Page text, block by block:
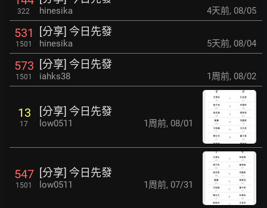
322 hinesika 4天前, 08/05
531
1501
[分享] 今日先發
hinesika 5天前, 08/04
573
1501
[分享] 今日先發
iahks38 1周前, 08/02
13
17
[分享] 今日先發
low0511 1周前, 08/01
547
1501
[分享] 今日先發
low0511 1周前, 07/31